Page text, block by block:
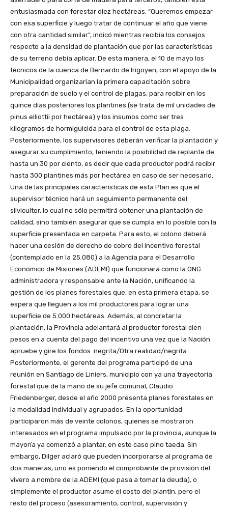
entusiasmada con forestar diez hectáreas. “Queremos empezar
con esa superficie y luego tratar de continuar el año que viene
con otra cantidad similar”, indicó mientras recibía los consejos
respecto a la densidad de plantación que por las características
de su terreno debía aplicar. De esta manera, el 10 de mayo los
técnicos de la cuenca de Bernardo de Irigoyen, con el apoyo de la
Municipalidad organizarían la primera capacitación sobre
preparación de suelo y el control de plagas, para recibir en los
quince días posteriores los plantines (se trata de mil unidades de
pinus elliottii por hectárea) y los insumos como ser tres
kilogramos de hormiguicida para el control de esta plaga.
Posteriormente, los supervisores deberán verificar la plantación y
asegurar su cumplimiento, teniendo la posibilidad de replante de
hasta un 30 por ciento, es decir que cada productor podrá recibir
hasta 300 plantines más por hectárea en caso de ser necesario.
Una de las principales características de esta Plan es que el
supervisor técnico hará un seguimiento permanente del
silvicultor, lo cual no sólo permitirá obtener una plantación de
calidad, sino también asegurar que se cumpla en lo posible con la
superficie presentada en carpeta. Para esto, el colono deberá
hacer una cesión de derecho de cobro del incentivo forestal
(contemplado en la 25.080) a la Agencia para el Desarrollo
Económico de Misiones (ADEMI) que funcionará como la ONG
administradora y responsable ante la Nación, unificando la
gestión de los planes forestales que, en esta primera etapa, se
espera que lleguen a los mil productores para lograr una
superficie de 5.000 hectáreas. Además, al concretar la
plantación, la Provincia adelantará al productor forestal cien
pesos en a cuenta del pago del incentivo una vez que la Nación
apruebe y gire los fondos. negrita/Otra realidad/negrita
Posteriormente, el gerente del programa participó de una
reunión en Santiago de Liniers, municipio con ya una trayectoria
forestal que de la mano de su jefe comunal, Claudio
Friedenberger, desde el año 2000 presenta planes forestales en
la modalidad individual y agrupados. En la oportunidad
participaron más de veinte colonos, quienes se mostraron
interesados en el programa impulsado por la provincia, aunque la
mayoría ya comenzó a plantar, en este caso pino taeda. Sin
embargo, Dilger aclaró que pueden incorporarse al programa de
dos maneras, uno es poniendo el comprobante de provisión del
vivero a nombre de la ADEMI (que pasa a tomar la deuda), o
simplemente el productor asume el costo del plantín, pero el
resto del proceso (asesoramiento, control, supervisión y